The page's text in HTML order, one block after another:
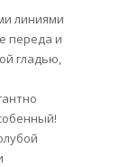
линиями
переда и
гладью,